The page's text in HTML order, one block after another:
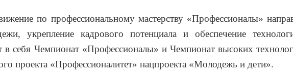
по профессиональному мастерству «Профессионалы»
укрепление кадрового потенциала и обеспечение
в себя Чемпионат «Профессионалы» и Чемпионат высоких
проекта «Профессионалитет» нацпроекта «Молодежь и дети».